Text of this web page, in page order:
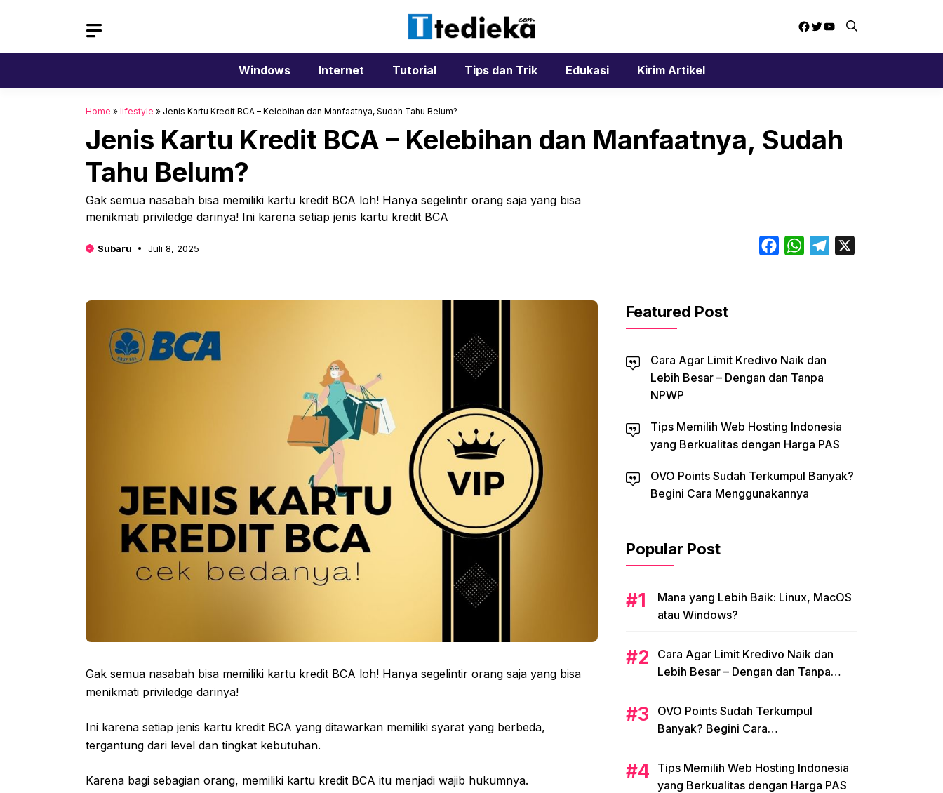
Facebook
Twitter
YouTube
Windows Internet Tutorial Tips dan Trik Edukasi Kirim Artikel
Home » lifestyle » Jenis Kartu Kredit BCA – Kelebihan dan Manfaatnya, Sudah Tahu Belum?
Jenis Kartu Kredit BCA – Kelebihan dan Manfaatnya, Sudah
Tahu Belum?
Gak semua nasabah bisa memiliki kartu kredit BCA loh! Hanya segelintir orang saja yang bisa
menikmati priviledge darinya! Ini karena setiap jenis kartu kredit BCA
Subaru Juli 8, 2025 FacebookWhatsAppTelegram
Gak semua nasabah bisa memiliki kartu kredit BCA loh! Hanya segelintir orang saja yang bisa
menikmati priviledge darinya!
Ini karena setiap jenis kartu kredit BCA yang ditawarkan memiliki syarat yang berbeda,
tergantung dari level dan tingkat kebutuhan.
Karena bagi sebagian orang, memiliki kartu kredit BCA itu menjadi wajib hukumnya.
Featured Post
Cara Agar Limit Kredivo Naik dan
Lebih Besar – Dengan dan Tanpa
NPWP
Tips Memilih Web Hosting Indonesia
yang Berkualitas dengan Harga PAS
OVO Points Sudah Terkumpul Banyak?
Begini Cara Menggunakannya
Popular Post
Mana yang Lebih Baik: Linux, MacOS
atau Windows?
Cara Agar Limit Kredivo Naik dan
Lebih Besar – Dengan dan Tanpa
OVO Points Sudah Terkumpul
Banyak? Begini Cara
Tips Memilih Web Hosting Indonesia
yang Berkualitas dengan Harga PAS